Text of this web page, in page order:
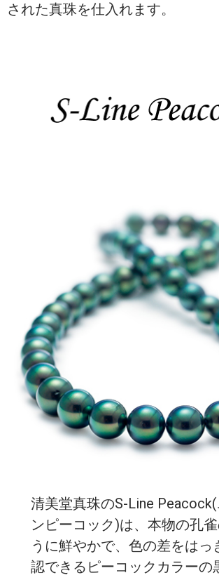
された真珠を仕入れます。
清美堂真珠のS-Line
ンピーコック)は、本物の孔
うに鮮やかで、色の差をはっ
認できるピーコックカラーの